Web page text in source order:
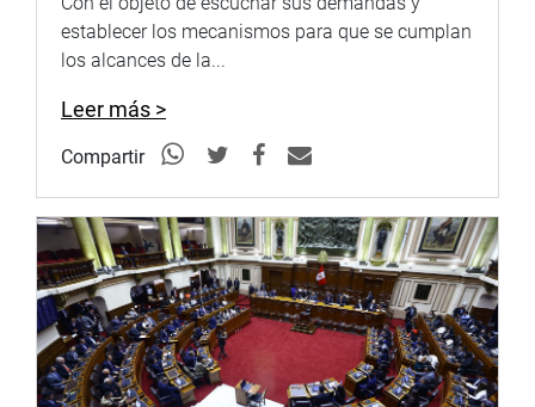
establecer los mecanismos para que se cumplan
los alcances de la...
Leer más >
Compartir